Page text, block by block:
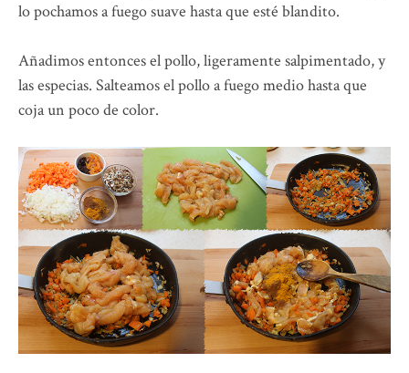
lo pochamos a fuego suave hasta que esté blandito.
Añadimos entonces el pollo, ligeramente salpimentado, y
las especias. Salteamos el pollo a fuego medio hasta que
coja un poco de color.